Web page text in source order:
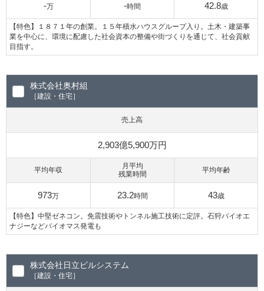
-万 -時間 42.8歳
【特色】１８７１年の創業。１５年積水ハウスグループ入り。土木・建築事
業を中心に、環境に配慮した社会資本の整備や街づくりを通じて、社会貢献
目指す。
株式会社奥村組
［建設・住宅］
売上高
2,903億5,900万円
平均年収
973万
月平均
残業時間
23.2時間
平均年齢
43歳
【特色】中堅ゼネコン。免震技術やトンネル施工技術に定評。石狩バイオエ
ナジーなどバイオマス発電も
株式会社日立ビルシステム
［建設・住宅］